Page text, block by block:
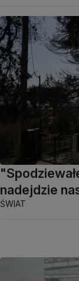
nadejdzie
ŚWIAT